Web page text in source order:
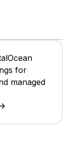
for
managed